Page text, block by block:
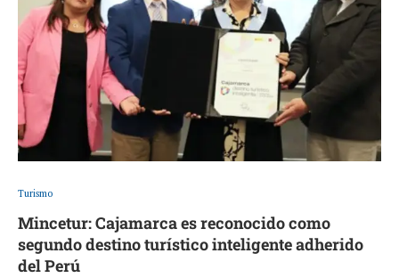
Turismo
Mincetur: Cajamarca es reconocido como
segundo destino turístico inteligente adherido
del Perú